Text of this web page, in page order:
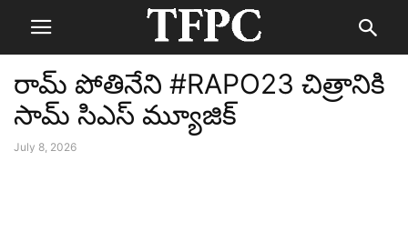
రామ్ పోతినేని #RAPO23 చిత్రానికి
సామ్ సిఎస్ మ్యూజిక్
July 8, 2026